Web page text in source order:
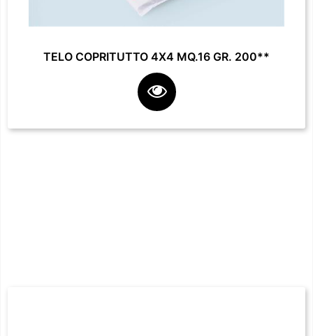
TELO COPRITUTTO 4X4 MQ.16 GR. 200**